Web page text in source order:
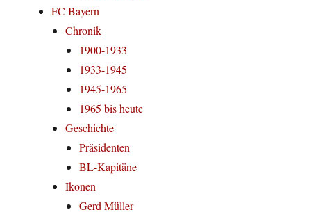
FC Bayern
Chronik
1900-1933
1933-1945
1945-1965
1965 bis heute
Geschichte
Präsidenten
BL-Kapitäne
Ikonen
Gerd Müller